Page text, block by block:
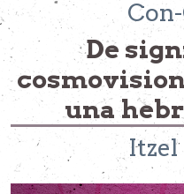
De
una